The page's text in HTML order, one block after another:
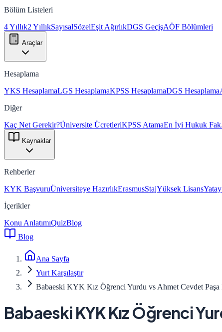
Bölüm Listeleri
4 Yıllık2 YıllıkSayısalSözelEşit AğırlıkDGS GeçişAÖF Bölümleri
Araçlar
Hesaplama
YKS HesaplamaLGS HesaplamaKPSS HesaplamaDGS Hesaplama
Diğer
Kaç Net Gerekir?Üniversite ÜcretleriKPSS AtamaEn İyi Hukuk Fak.
Kaynaklar
Rehberler
KYK BaşvuruÜniversiteye HazırlıkErasmusStajYüksek Lisans
İçerikler
Konu AnlatımıQuizBlog
Blog
Ana Sayfa
Yurt Karşılaştır
Babaeski KYK Kız Öğrenci Yurdu vs Ahmet Cevdet
Babaeski KYK Kız Öğrenci